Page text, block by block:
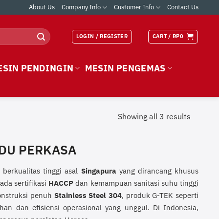
About Us Company Info Customer Info Contact Us
LOGIN / REGISTER CART / RP0
PENDINGIN
MESIN PENGEMAS
Showing all 3 results
PERKASA
tinggi asal Singapura yang dirancang khusus
sertifikasi HACCP dan kemampuan sanitasi suhu tinggi
penuh Stainless Steel 304, produk G-TEK seperti
dan efisiensi operasional yang unggul. Di Indonesia,